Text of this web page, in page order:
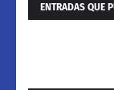
ENTRADAS QUE